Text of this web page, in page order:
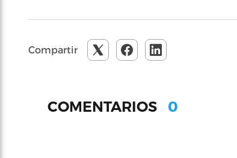
Compartir
COMENTARIOS 0